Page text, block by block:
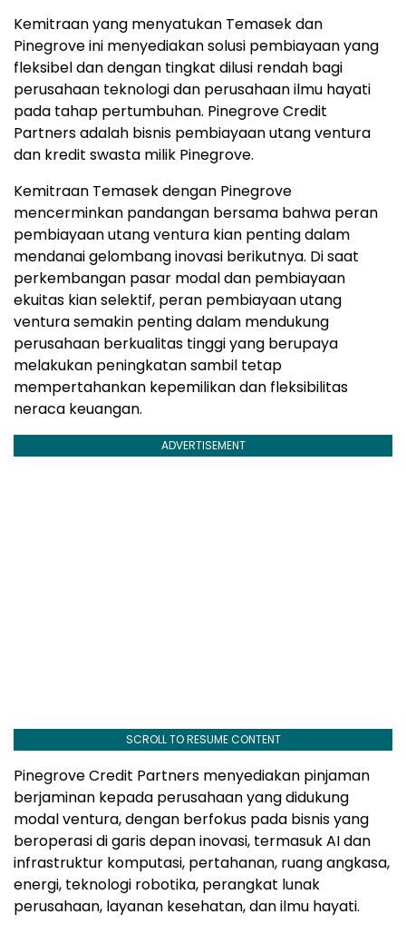
Kemitraan yang menyatukan Temasek dan
Pinegrove ini menyediakan solusi pembiayaan yang
fleksibel dan dengan tingkat dilusi rendah bagi
perusahaan teknologi dan perusahaan ilmu hayati
pada tahap pertumbuhan. Pinegrove Credit
Partners adalah bisnis pembiayaan utang ventura
dan kredit swasta milik Pinegrove.
Kemitraan Temasek dengan Pinegrove
mencerminkan pandangan bersama bahwa peran
pembiayaan utang ventura kian penting dalam
mendanai gelombang inovasi berikutnya. Di saat
perkembangan pasar modal dan pembiayaan
ekuitas kian selektif, peran pembiayaan utang
ventura semakin penting dalam mendukung
perusahaan berkualitas tinggi yang berupaya
melakukan peningkatan sambil tetap
mempertahankan kepemilikan dan fleksibilitas
neraca keuangan.
ADVERTISEMENT
SCROLL TO RESUME CONTENT
Pinegrove Credit Partners menyediakan pinjaman
berjaminan kepada perusahaan yang didukung
modal ventura, dengan berfokus pada bisnis yang
beroperasi di garis depan inovasi, termasuk AI dan
infrastruktur komputasi, pertahanan, ruang angkasa,
energi, teknologi robotika, perangkat lunak
perusahaan, layanan kesehatan, dan ilmu hayati.